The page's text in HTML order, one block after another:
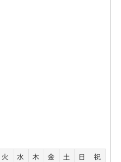
火 水 木 金 土 日
祝